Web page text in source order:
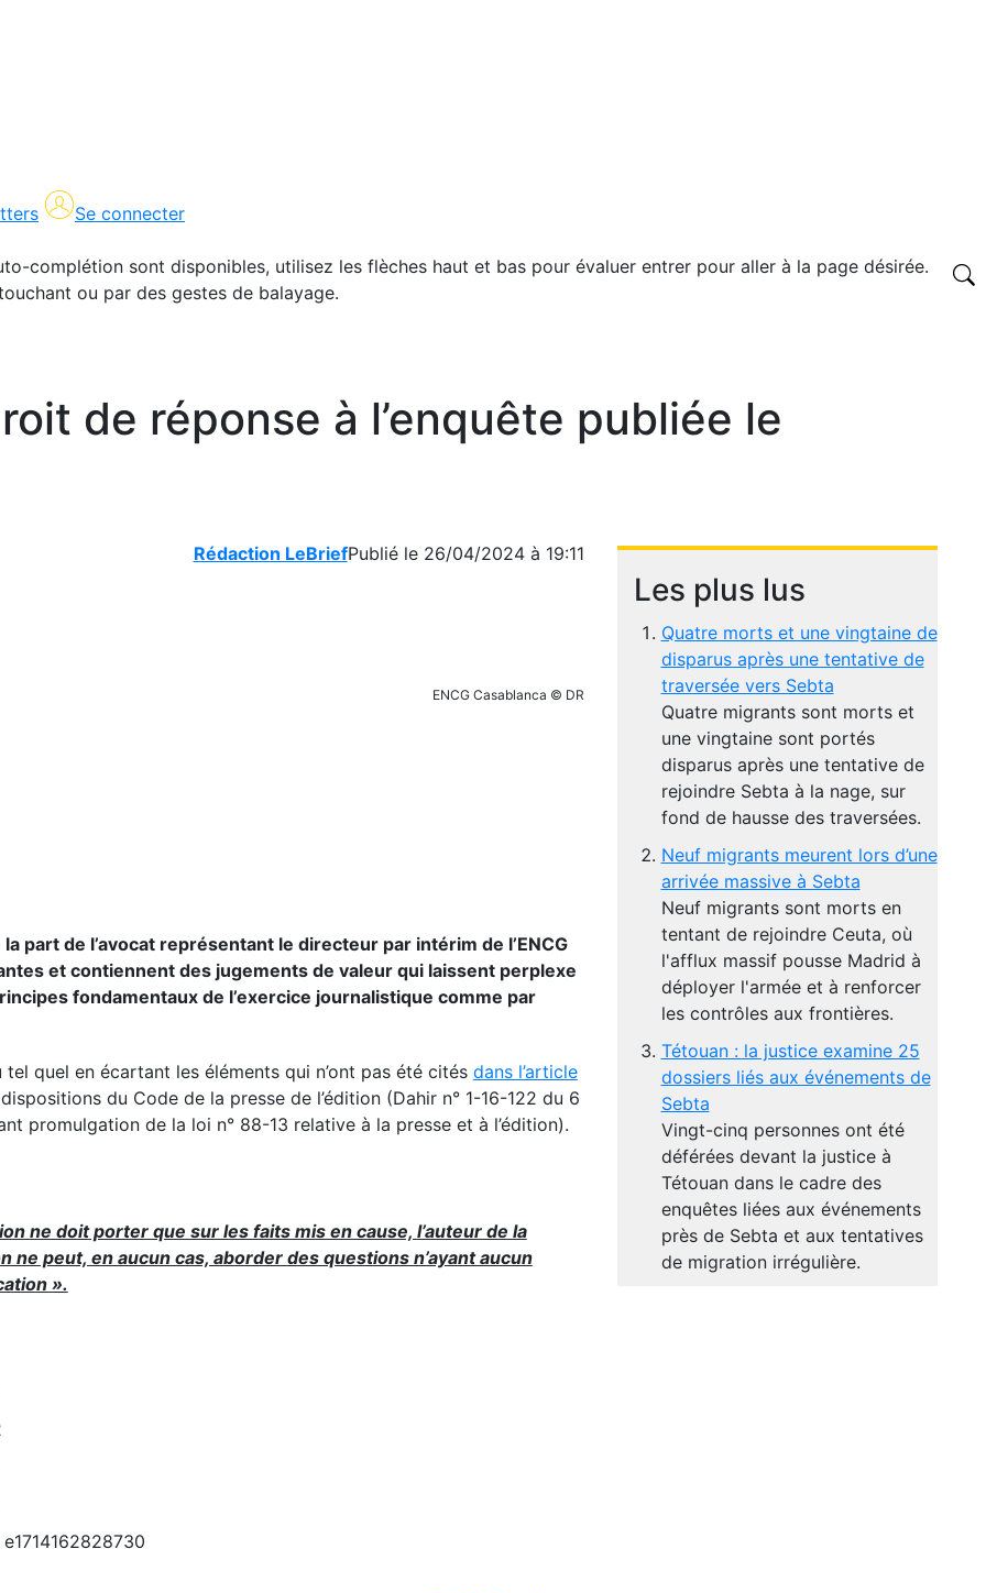
Se connecter
complétion sont disponibles, utilisez les flèches haut et bas pour évaluer entrer pour aller à la page désirée.
ou par des gestes de balayage.
de réponse à l’enquête publiée le
Rédaction LeBriefPublié le 26/04/2024 à 19:11
ENCG Casablanca © DR
part de l’avocat représentant le directeur par intérim de l’ENCG
et contiennent des jugements de valeur qui laissent perplexe
fondamentaux de l’exercice journalistique comme par
quel en écartant les éléments qui n’ont pas été cités dans l’article
du Code de la presse de l’édition (Dahir n° 1-16-122 du 6
promulgation de la loi n° 88-13 relative à la presse et à l’édition).
ne doit porter que sur les faits mis en cause, l’auteur de la
ne peut, en aucun cas, aborder des questions n’ayant aucun
».
Les plus lus
Quatre morts et une vingtaine de
disparus après une tentative de
traversée vers Sebta
Quatre migrants sont morts et
une vingtaine sont portés
disparus après une tentative de
rejoindre Sebta à la nage, sur
fond de hausse des traversées.
Neuf migrants meurent lors d’une
arrivée massive à Sebta
Neuf migrants sont morts en
tentant de rejoindre Ceuta, où
l'afflux massif pousse Madrid à
déployer l'armée et à renforcer
les contrôles aux frontières.
Tétouan : la justice examine 25
dossiers liés aux événements de
Sebta
Vingt-cinq personnes ont été
déférées devant la justice à
Tétouan dans le cadre des
enquêtes liées aux événements
près de Sebta et aux tentatives
de migration irrégulière.